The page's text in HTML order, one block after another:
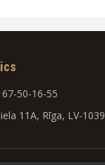
50-16-55
11A, Rīga, LV-1039